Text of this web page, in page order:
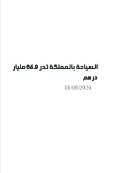
السياحة بالمملكة تدر 64.9 مليار
درهم
06/08/2026